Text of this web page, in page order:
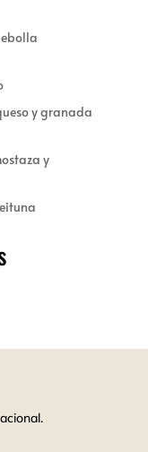
y granada
y